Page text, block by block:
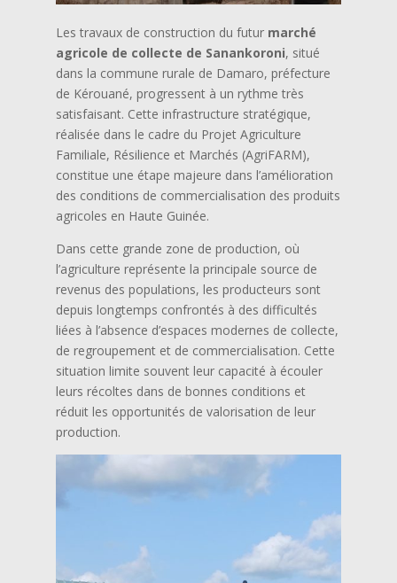
Les travaux de construction du futur marché
agricole de collecte de Sanankoroni, situé
dans la commune rurale de Damaro, préfecture
de Kérouané, progressent à un rythme très
satisfaisant. Cette infrastructure stratégique,
réalisée dans le cadre du Projet Agriculture
Familiale, Résilience et Marchés (AgriFARM),
constitue une étape majeure dans l’amélioration
des conditions de commercialisation des produits
agricoles en Haute Guinée.
Dans cette grande zone de production, où
l’agriculture représente la principale source de
revenus des populations, les producteurs sont
depuis longtemps confrontés à des difficultés
liées à l’absence d’espaces modernes de collecte,
de regroupement et de commercialisation. Cette
situation limite souvent leur capacité à écouler
leurs récoltes dans de bonnes conditions et
réduit les opportunités de valorisation de leur
production.